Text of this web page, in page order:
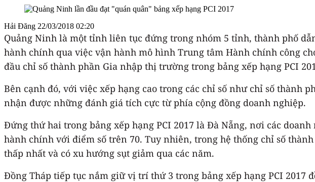
Hải Đăng 22/03/2018 02:20
Quảng Ninh là một tỉnh liên tục đứng trong nhóm 5 tỉnh, thành phố
hành chính qua việc vận hành mô hình Trung tâm Hành chính công
đầu chỉ số thành phần Gia nhập thị trường trong bảng xếp hạng PCI
Bên cạnh đó, với việc xếp hạng cao trong các chỉ số như chỉ số
nhận được những đánh giá tích cực từ phía cộng đồng doanh nghiệp.
Đứng thứ hai trong bảng xếp hạng PCI 2017 là Đà Nẵng, nơi các
hành chính với điểm số trên 70. Tuy nhiên, trong hệ thống chỉ số
thấp nhất và có xu hướng sụt giảm qua các năm.
Đồng Tháp tiếp tục nắm giữ vị trí thứ 3 trong bảng xếp hạng PCI 2017